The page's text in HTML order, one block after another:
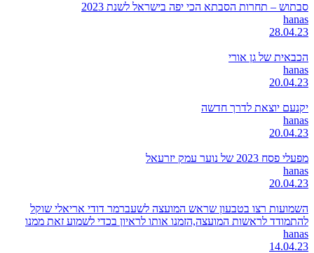
סבתוש – תחרות הסבתא הכי יפה בישראל לשנת 2023
hanas
28.04.23
הכבאית של גן אורי
hanas
20.04.23
יקנעם יוצאת לדרך חדשה
hanas
20.04.23
מפעלי פסח 2023 של נוער עמק יזרעאל
hanas
20.04.23
השמועות רצו בטבעון שראש המועצה לשעברמר דודי אריאלי שוקל
להתמודד לראשות המועצה,הזמנו אותו לראיון בכדי לשמוע זאת ממנו
hanas
14.04.23